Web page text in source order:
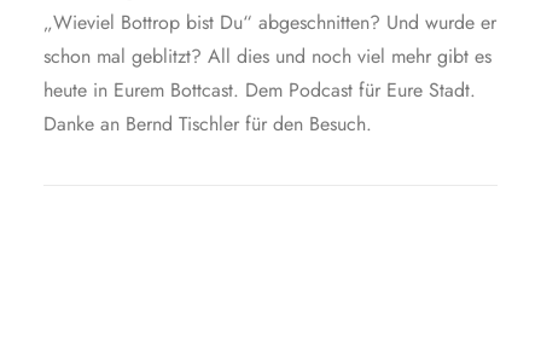
„Wieviel Bottrop bist Du“ abgeschnitten? Und wurde er
schon mal geblitzt? All dies und noch viel mehr gibt es
heute in Eurem Bottcast. Dem Podcast für Eure Stadt.
Danke an Bernd Tischler für den Besuch.